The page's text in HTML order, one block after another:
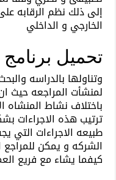
إلى ذلك نظم الرقابه
الخارجي و الداخلي
تحميل
وتناولها بالدراسه
لمنشأت المراجعه حيث
باختلاف نشاط المنشاه
ترتيب هذه الاجراءات
طبيعه الاجراءات التي
الشركه و يمكن
كيفما يشاء مع فريع